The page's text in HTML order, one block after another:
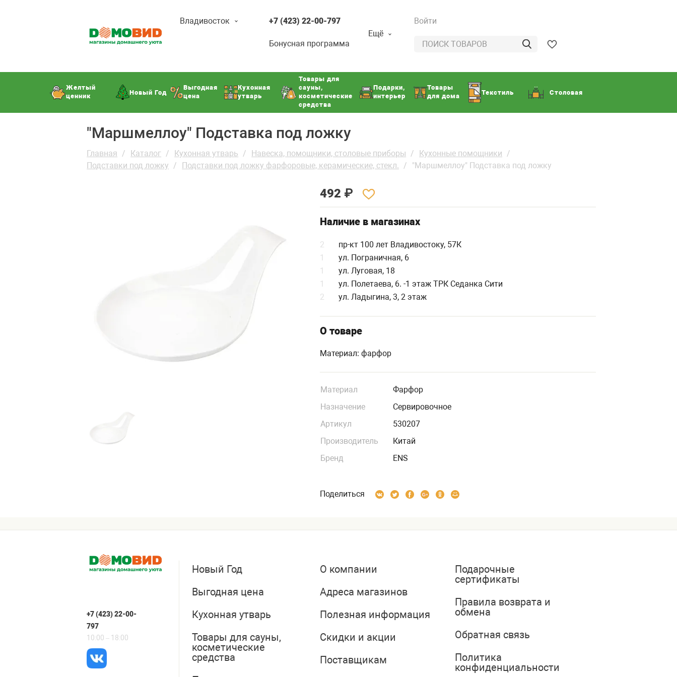
Владивосток +7 (423) 22-00-797
Бонусная программа
Ещё
Войти
Желтый
ценник
Новый Год
Выгодная
цена
Кухонная
утварь
Товары для
сауны,
косметические
средства
Подарки,
интерьер
Товары
для дома
Текстиль Столовая
"Маршмеллоу" Подставка под ложку
Главная Каталог Кухонная утварь Навеска, помощники, столовые приборы
Кухонные помощники
Подставки под ложку
Подставки под ложку фарфоровые, керамические, стекл. "Маршмеллоу" Подставка под ложку
492 ₽
Наличие в магазинах
2
пр-кт 100 лет Владивостоку, 57К
1
ул. Пограничная, 6
1
ул. Луговая, 18
1
ул. Полетаева, 6. -1 этаж ТРК Седанка Сити
2
ул. Ладыгина, 3, 2 этаж
О товаре
Материал: фарфор
Материал
Фарфор
Назначение
Сервировочное
Артикул
530207
Производитель
Китай
Бренд
ENS
Поделиться
+7 (423) 22-00-
797
10:00 – 18:00
Новый Год
Выгодная цена
Кухонная утварь
Товары для сауны,
косметические
средства
О компании
Адреса магазинов
Полезная информация
Скидки и акции
Поставщикам
Подарочные
сертификаты
Правила возврата и
обмена
Обратная связь
Политика
конфиденциальности